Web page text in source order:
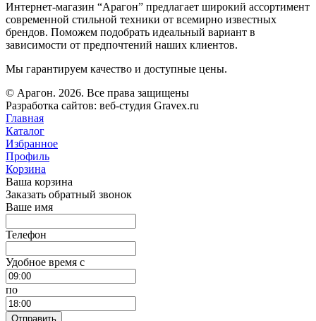
Интернет-магазин “Арагон” предлагает широкий ассортимент
современной стильной техники от всемирно известных
брендов. Поможем подобрать идеальный вариант в
зависимости от предпочтений наших клиентов.
Мы гарантируем качество и доступные цены.
© Арагон. 2026. Все права защищены
Разработка сайтов: веб-студия Gravex.ru
Главная
Каталог
Избранное
Профиль
Корзина
Ваша корзина
Заказать обратный звонок
Ваше имя
Телефон
Удобное время c
по
Отправить